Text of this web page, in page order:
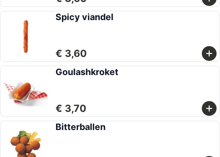
Spicy viandel
€ 3,60
Goulashkroket
€ 3,70
Bitterballen